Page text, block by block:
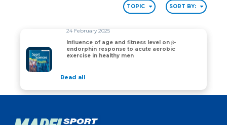
TOPIC SORT BY:
Influence of age and fitness level on β-endorphin
24 February 2025
Influence of age and fitness level on β-
endorphin response to acute aerobic
exercise in healthy men
Read all